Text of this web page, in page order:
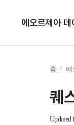
에오르제아
홈 에
퀘
Updated